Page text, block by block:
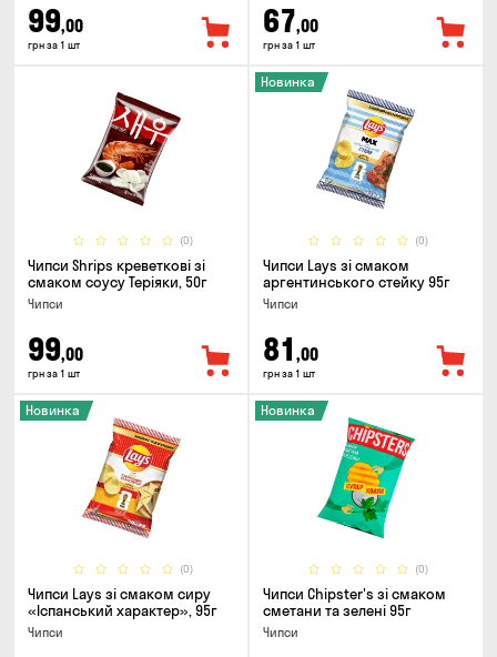
99,00
грн за 1 шт
67,00
грн за 1 шт
(0)
Чипси Shrips креветкові зі
смаком соусу Теріяки, 50г
Чипси
99,00
грн за 1 шт
(0)
Новинка
Чипси Lays зі смаком
аргентинського стейку 95г
Чипси
81 ,00
грн за 1 шт
(0)
Новинка
Чипси Lays зі смаком сиру
«Іспанський характер», 95г
Чипси
(0)
Новинка
Чипси Chipster's зі смаком
сметани та зелені 95г
Чипси